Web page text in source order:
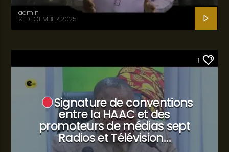
admin
9 DECEMBER 2025
1
Signature de conventions
entre la HAAC et des
promoteurs de médias sept
Radios et Télévision…